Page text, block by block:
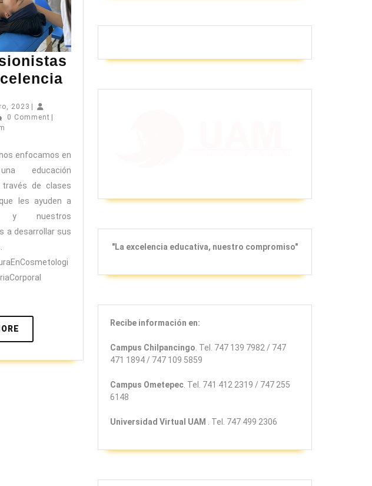
2023 14
enero,
0 Comment
enfocamos en
educación
de clases
les ayuden a
y nuestros
a desarrollar sus
MORE
"La excelencia educativa, nuestro compromiso"
Recibe información en:
Campus Chilpancingo. Tel. 747 139 7982 / 747
471 1894 / 747 109 5859
Campus Ometepec. Tel. 741 412 2319 / 747 255
6148
Universidad Virtual UAM . Tel. 747 499 2306